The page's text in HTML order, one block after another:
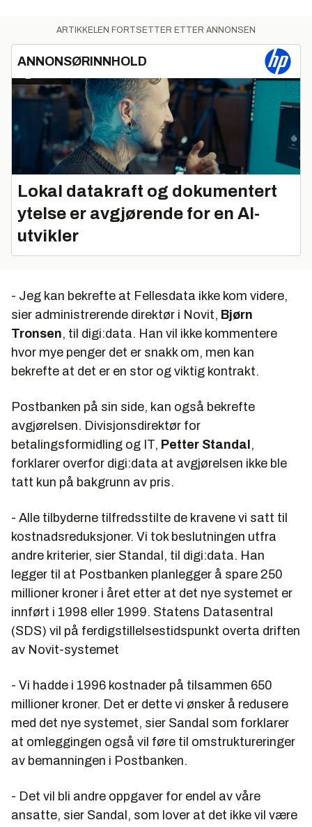
ARTIKKELEN FORTSETTER ETTER ANNONSEN
ANNONSØRINNHOLD
Lokal datakraft og dokumentert
ytelse er avgjørende for en AI-
utvikler
- Jeg kan bekrefte at Fellesdata ikke kom videre,
sier administrerende direktør i Novit, Bjørn
Tronsen, til digi:data. Han vil ikke kommentere
hvor mye penger det er snakk om, men kan
bekrefte at det er en stor og viktig kontrakt.
Postbanken på sin side, kan også bekrefte
avgjørelsen. Divisjonsdirektør for
betalingsformidling og IT, Petter Standal,
forklarer overfor digi:data at avgjørelsen ikke ble
tatt kun på bakgrunn av pris.
- Alle tilbyderne tilfredsstilte de kravene vi satt til
kostnadsreduksjoner. Vi tok beslutningen utfra
andre kriterier, sier Standal, til digi:data. Han
legger til at Postbanken planlegger å spare 250
millioner kroner i året etter at det nye systemet er
innført i 1998 eller 1999. Statens Datasentral
(SDS) vil på ferdigstillelsestidspunkt overta driften
av Novit-systemet
- Vi hadde i 1996 kostnader på tilsammen 650
millioner kroner. Det er dette vi ønsker å redusere
med det nye systemet, sier Sandal som forklarer
at omleggingen også vil føre til omstruktureringer
av bemanningen i Postbanken.
- Det vil bli andre oppgaver for endel av våre
ansatte, sier Sandal, som lover at det ikke vil være